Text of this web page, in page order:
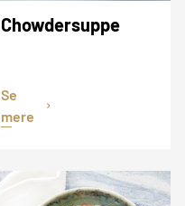
Chowdersuppe
Se
mere